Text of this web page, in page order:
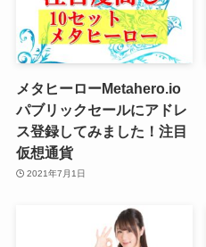
メタヒーローMetahero.io
パブリックセールにアドレ
ス登録してみました！注目
仮想通貨
2021年7月1日